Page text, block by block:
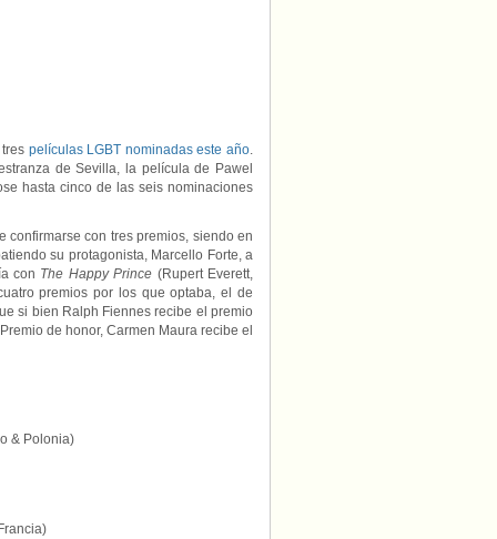
películas LGBT nominadas este año.
de Sevilla, la película de Pawel
hasta cinco de las seis nominaciones
confirmarse con tres premios, siendo en
su protagonista, Marcello Forte, a
con The Happy Prince (Rupert Everett,
premios por los que optaba, el de
si bien Ralph Fiennes recibe el premio
de honor, Carmen Maura recibe el
& Polonia)